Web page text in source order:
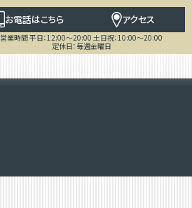
お電話はこちら アクセス
営業時間 平日：12:00～20:00 土日祝：10:00～20:00
定休日：毎週金曜日